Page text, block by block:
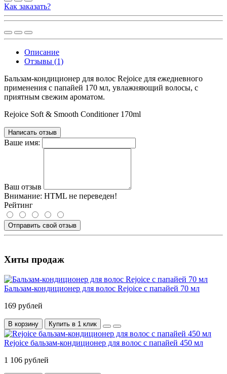
Как заказать?
Описание
Отзывы (1)
Бальзам-кондиционер для волос Rejoice для ежедневного
применения с папайей 170 мл, увлажняющий волосы, с
приятным свежим ароматом.
Rejoice Soft & Smooth Conditioner 170ml
Написать отзыв
Ваше имя:
Ваш отзыв
Внимание: HTML не переведен!
Рейтинг
Отправить свой отзыв
Хиты продаж
Бальзам-кондиционер для волос Rejoice с папайей 70 мл
169 рублей
В корзину Купить в 1 клик
Rejoice бальзам-кондиционер для волос с папайей 450 мл
1 106 рублей